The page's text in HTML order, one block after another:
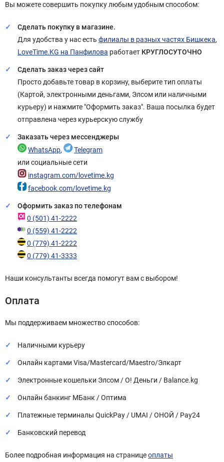
Вы можете совершить покупку любым удобным способом:
Сделать покупку в магазине.
Для удобства у нас есть филиалы в разных частях Бишкека,
LoveTime.KG на Панфилова работает КРУГЛОСУТОЧНО
Сделать заказ через сайт
Просто добавьте товар в корзину, выберите тип оплаты
(Картой, электронными деньгами, Элсом или наличными
курьеру) и нажмите "Оформить заказ". Ваша посылка будет
отправлена через курьерскую службу
Заказать через мессенджеры
WhatsApp,
Telegram
или социальные сети
instagram.com/lovetime.kg
facebook.com/lovetime.kg
Оформить заказ по телефонам
0 (501) 41-2222
0 (559) 41-2222
0 (779) 41-2222
0 (779) 41-3333
Наши консультанты всегда помогут вам с выбором!
Оплата
Мы поддерживаем множество способов:
Наличными курьеру
Онлайн картами Visa/Mastercard/Maestro/Элкарт
Электронные кошельки Элсом / О! Деньги / Balance.kg
Онлайн банкинг МБанк / Оптима
Платежные терминалы QuickPay / UMAI / ОНОЙ / Pay24
Банковский перевод
Более подробная информация на страницеоплаты